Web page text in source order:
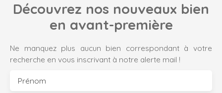
Découvrez nos nouveaux bien
en avant-première
Ne manquez plus aucun bien correspondant à votre
recherche en vous inscrivant à notre alerte mail !
Prénom